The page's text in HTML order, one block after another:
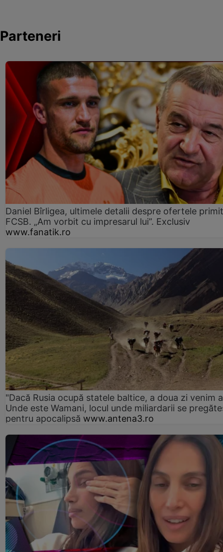
Parteneri
Daniel Bîrligea, ultimele detalii despre ofertele
FCSB. „Am vorbit cu impresarul lui”. Exclusiv
www.fanatik.ro
"Dacă Rusia ocupă statele baltice, a doua zi venim
Unde este Wamani, locul unde miliardarii se
pentru apocalipsă www.antena3.ro